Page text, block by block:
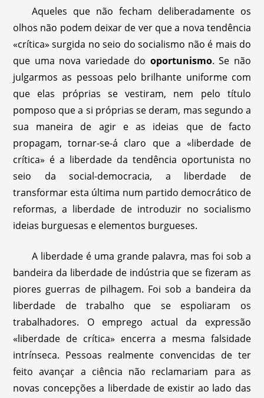
Aqueles que não fecham deliberadamente os
olhos não podem deixar de ver que a nova tendência
«crítica» surgida no seio do socialismo não é mais do
que uma nova variedade do oportunismo. Se não
julgarmos as pessoas pelo brilhante uniforme com
que elas próprias se vestiram, nem pelo título
pomposo que a si próprias se deram, mas segundo a
sua maneira de agir e as ideias que de facto
propagam, tornar-se-á claro que a «liberdade de
crítica» é a liberdade da tendência oportunista no
seio da social-democracia, a liberdade de
transformar esta última num partido democrático de
reformas, a liberdade de introduzir no socialismo
ideias burguesas e elementos burgueses.
A liberdade é uma grande palavra, mas foi sob a
bandeira da liberdade de indústria que se fizeram as
piores guerras de pilhagem. Foi sob a bandeira da
liberdade de trabalho que se espoliaram os
trabalhadores. O emprego actual da expressão
«liberdade de crítica» encerra a mesma falsidade
intrínseca. Pessoas realmente convencidas de ter
feito avançar a ciência não reclamariam para as
novas concepções a liberdade de existir ao lado das